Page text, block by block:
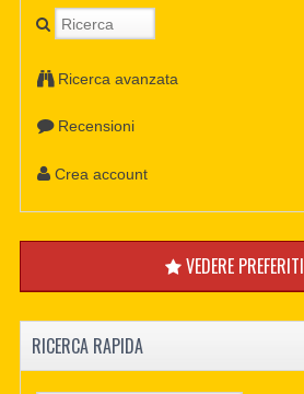
Ricerca avanzata
Recensioni
Crea account
VEDERE PREFERITI
RICERCA RAPIDA